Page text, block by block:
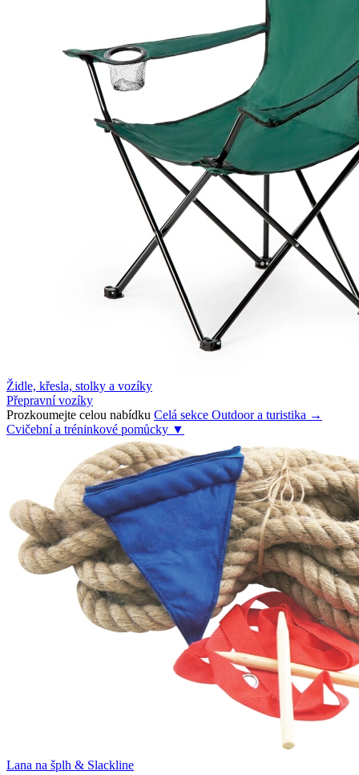
Židle, křesla, stolky a vozíky
Přepravní vozíky
Prozkoumejte celou nabídku Celá sekce Outdoor a turistika →
Cvičební a tréninkové pomůcky ▼
Lana na šplh & Slackline